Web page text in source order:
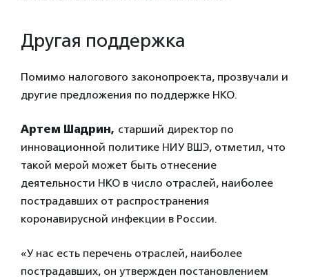
Другая поддержка
Помимо налогового законопроекта, прозвучали и
другие предложения по поддержке НКО.
Артем Шадрин, старший директор по
инновационной политике НИУ ВШЭ, отметил, что
такой мерой может быть отнесение
деятельности НКО в число отраслей, наиболее
пострадавших от распространения
коронавирусной инфекции в России.
«У нас есть перечень отраслей, наиболее
пострадавших, он утвержден постановлением